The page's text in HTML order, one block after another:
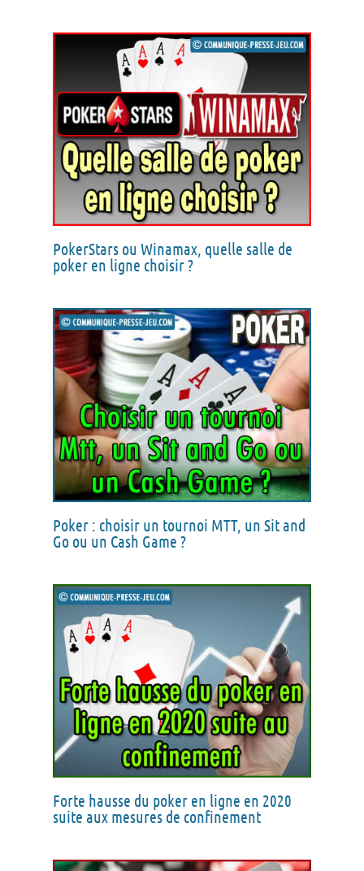
PokerStars ou Winamax, quelle salle de
poker en ligne choisir ?
Poker : choisir un tournoi MTT, un Sit and
Go ou un Cash Game ?
Forte hausse du poker en ligne en 2020
suite aux mesures de confinement